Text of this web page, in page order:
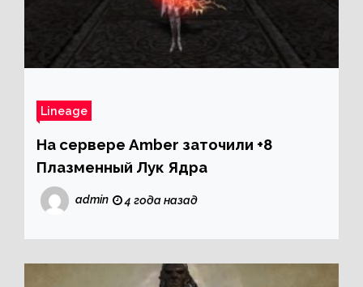
Lineage
На сервере Amber заточили +8
Плазменный Лук Ядра
admin 4 года назад